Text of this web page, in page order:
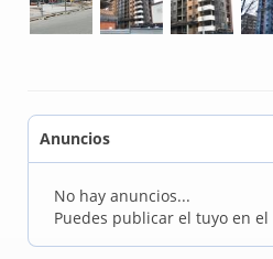
Anuncios
No hay anuncios...
Puedes publicar el tuyo en el